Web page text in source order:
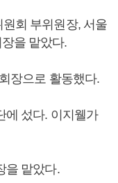
회 부위원장, 서울
을 맡았다.
장으로 활동했다.
에 섰다. 이지웰가
을 맡았다.